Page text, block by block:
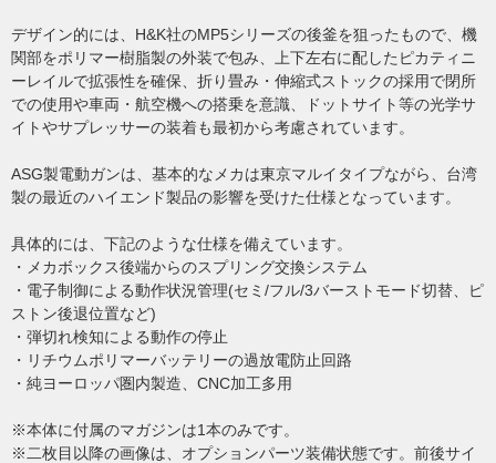
デザイン的には、H&K社のMP5シリーズの後釜を狙ったもので、機
関部をポリマー樹脂製の外装で包み、上下左右に配したピカティニ
ーレイルで拡張性を確保、折り畳み・伸縮式ストックの採用で閉所
での使用や車両・航空機への搭乗を意識、ドットサイト等の光学サ
イトやサプレッサーの装着も最初から考慮されています。
ASG製電動ガンは、基本的なメカは東京マルイタイプながら、台湾
製の最近のハイエンド製品の影響を受けた仕様となっています。
具体的には、下記のような仕様を備えています。
・メカボックス後端からのスプリング交換システム
・電子制御による動作状況管理(セミ/フル/3バーストモード切替、ピ
ストン後退位置など)
・弾切れ検知による動作の停止
・リチウムポリマーバッテリーの過放電防止回路
・純ヨーロッパ圏内製造、CNC加工多用
※本体に付属のマガジンは1本のみです。
※二枚目以降の画像は、オプションパーツ装備状態です。前後サイ